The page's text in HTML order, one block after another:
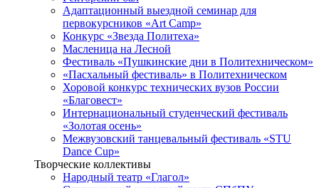
Адаптационный выездной семинар для
первокурсников «Art Camp»
Конкурс «Звезда Политеха»
Масленица на Лесной
Фестиваль «Пушкинские дни в Политехническом»
«Пасхальный фестиваль» в Политехническом
Хоровой конкурс технических вузов России
«Благовест»
Интернациональный студенческий фестиваль
«Золотая осень»
Межвузовский танцевальный фестиваль «STU
Dance Cup»
Творческие коллективы
Народный театр «Глагол»